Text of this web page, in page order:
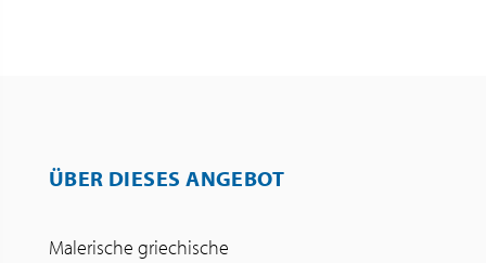
ÜBER DIESES ANGEBOT
Malerische griechische